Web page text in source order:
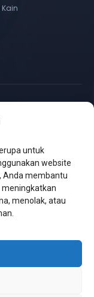
untuk
website
Anda membantu
menolak, atau